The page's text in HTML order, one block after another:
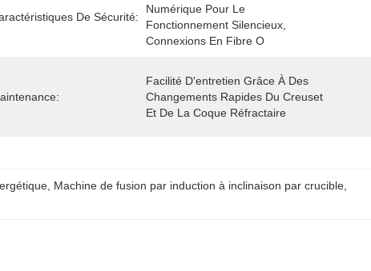
De Sécurité:
Numérique Pour Le
Fonctionnement Silencieux,
Connexions En Fibre O
Facilité D'entretien Grâce À Des
Changements Rapides Du Creuset
Et De La Coque Réfractaire
Machine de fusion par induction à inclinaison par crucible